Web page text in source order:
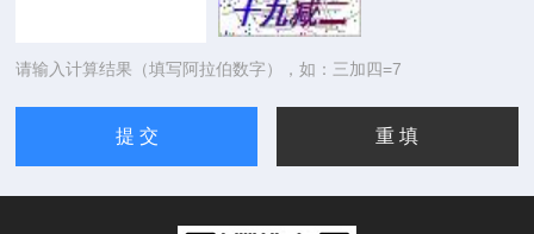
请输入计算结果（填写阿拉伯数字），如：三加四=7